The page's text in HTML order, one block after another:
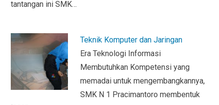
tantangan ini SMK…
Teknik Komputer dan Jaringan
Era Teknologi Informasi
Membutuhkan Kompetensi yang
memadai untuk mengembangkannya,
SMK N 1 Pracimantoro membentuk